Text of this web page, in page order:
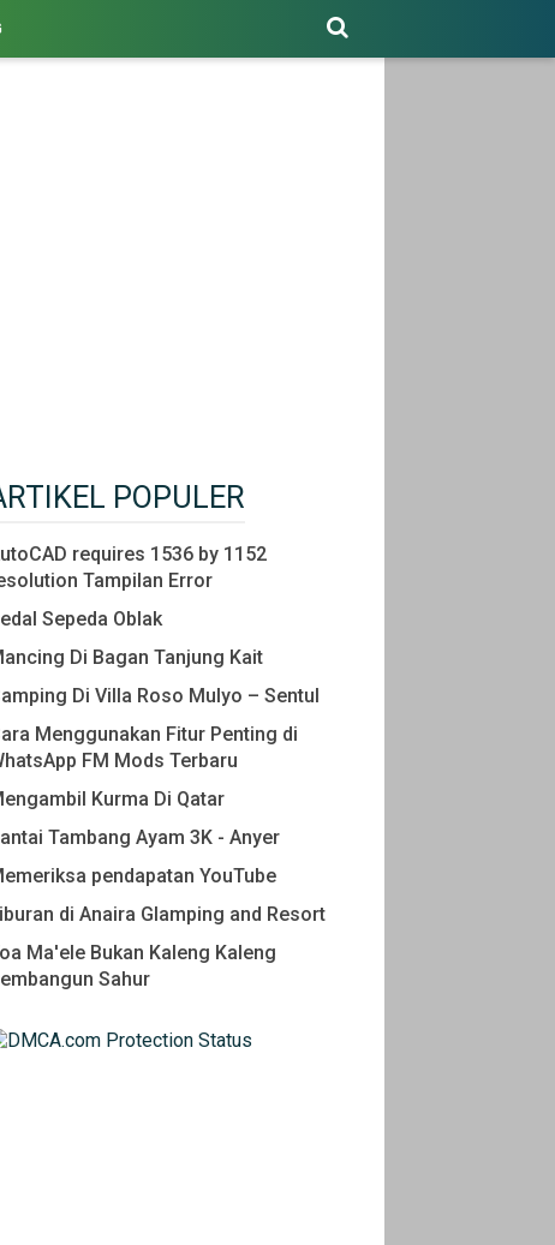
POPULER
requires 1536 by 1152
Tampilan Error
Sepeda Oblak
Di Bagan Tanjung Kait
Di Villa Roso Mulyo – Sentul
Menggunakan Fitur Penting di
FM Mods Terbaru
Kurma Di Qatar
Tambang Ayam 3K - Anyer
pendapatan YouTube
di Anaira Glamping and Resort
Ma'ele Bukan Kaleng Kaleng
Sahur